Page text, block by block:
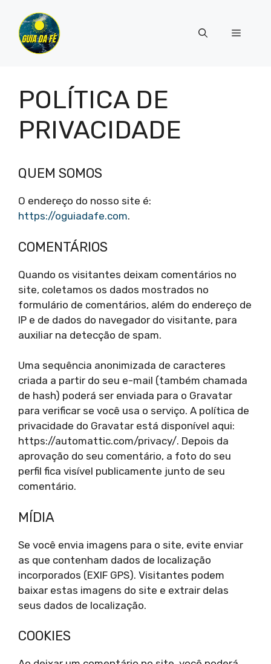
para
conteúdo
Menu
POLÍTICA DE
PRIVACIDADE
QUEM SOMOS
O endereço do nosso site é:
https://oguiadafe.com.
COMENTÁRIOS
Quando os visitantes deixam comentários no
site, coletamos os dados mostrados no
formulário de comentários, além do endereço de
IP e de dados do navegador do visitante, para
auxiliar na detecção de spam.
Uma sequência anonimizada de caracteres
criada a partir do seu e-mail (também chamada
de hash) poderá ser enviada para o Gravatar
para verificar se você usa o serviço. A política de
privacidade do Gravatar está disponível aqui:
https://automattic.com/privacy/. Depois da
aprovação do seu comentário, a foto do seu
perfil fica visível publicamente junto de seu
comentário.
MÍDIA
Se você envia imagens para o site, evite enviar
as que contenham dados de localização
incorporados (EXIF GPS). Visitantes podem
baixar estas imagens do site e extrair delas
seus dados de localização.
COOKIES